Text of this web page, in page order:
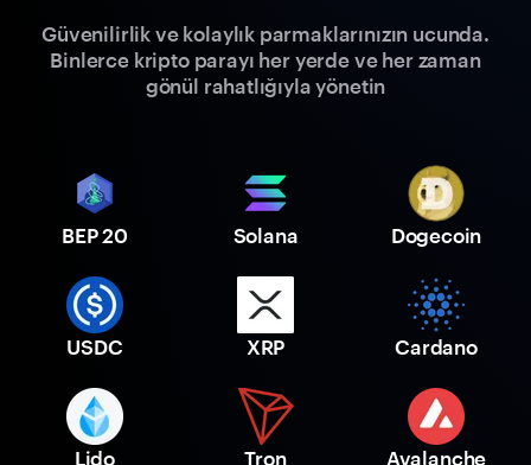
Güvenilirlik ve kolaylık parmaklarınızın ucunda.
Binlerce kripto parayı her yerde ve her zaman
gönül rahatlığıyla yönetin
BEP 20 Solana Dogecoin
USDC XRP Cardano
Lido Tron Avalanche